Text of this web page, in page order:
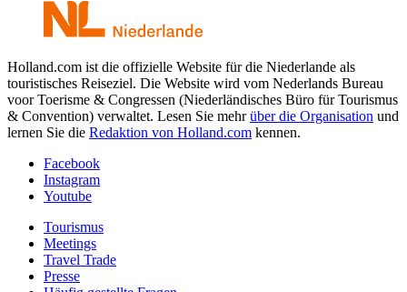
Holland.com ist die offizielle Website für die Niederlande als
touristisches Reiseziel. Die Website wird vom Nederlands Bureau
voor Toerisme & Congressen (Niederländisches Büro für Tourismus
& Convention) verwaltet. Lesen Sie mehrüber die Organisation und
lernen Sie die Redaktion von Holland.com kennen.
Facebook
Instagram
Youtube
Tourismus
Meetings
Travel Trade
Presse